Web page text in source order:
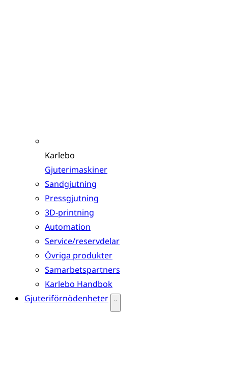
Karlebo
Gjuterimaskiner
Sandgjutning
Pressgjutning
3D-printning
Automation
Service/reservdelar
Övriga produkter
Samarbetspartners
Karlebo Handbok
Gjuteriförnödenheter